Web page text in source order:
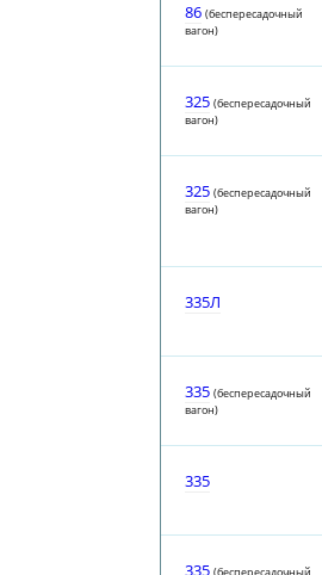
86 (беспересадочный
вагон)
325 (беспересадочный
вагон)
325 (беспересадочный
вагон)
335Л
335 (беспересадочный
вагон)
335
335